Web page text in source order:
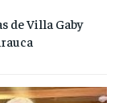
de Villa Gaby